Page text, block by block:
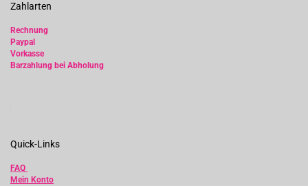
Zahlarten
Rechnung
Paypal
Vorkasse
Barzahlung bei Abholung
Quick-Links
FAQ
Mein Konto